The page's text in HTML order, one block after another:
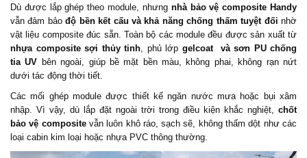
Dù được lắp ghép theo module, nhưng nhà bảo vệ composite Handy
vẫn đảm bảođộ bền kết cấu và khả năng chống thấm tuyệt đối nhờ
vật liệu composite đúc sẵn. Toàn bộ các module đều được sản xuất từ
nhựa composite sợi thủy tinh, phủ lớp gelcoat và sơn PU chống
tia UV bên ngoài, giúp bề mặt bền màu, không phai, không rạn nứt
dưới tác động thời tiết.
Các mối ghép module được thiết kế ngăn nước mưa hoặc bụi xâm
nhập. Vì vậy, dù lắp đặt ngoài trời trong điều kiện khắc nghiệt, chốt
bảo vệ compositevẫn luôn khô ráo, sạch sẽ, không thấm dột như các
loại cabin kim loại hoặc nhựa PVC thông thường.